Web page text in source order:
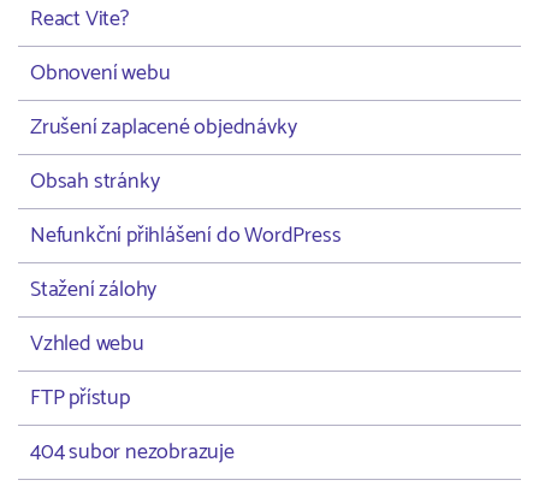
React Vite?
Obnovení webu
Zrušení zaplacené objednávky
Obsah stránky
Nefunkční přihlášení do WordPress
Stažení zálohy
Vzhled webu
FTP přístup
404 subor nezobrazuje